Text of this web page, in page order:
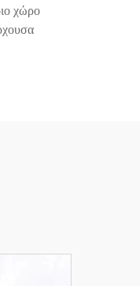
χώρο